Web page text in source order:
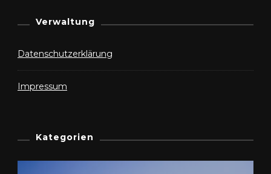
Verwaltung
Datenschutzerklärung
Impressum
Kategorien